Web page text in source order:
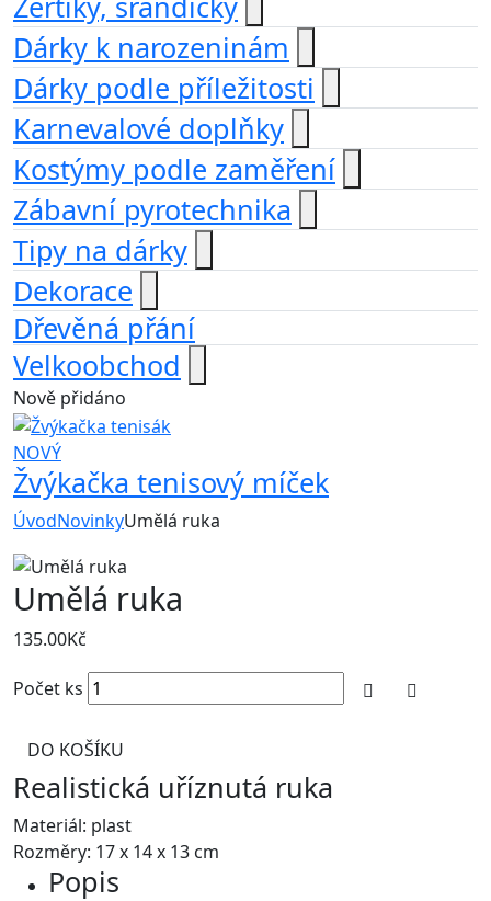
Dárky k narozeninám
Dárky podle příležitosti
Karnevalové doplňky
Kostýmy podle zaměření
Zábavní pyrotechnika
Tipy na dárky
Dekorace
Dřevěná přání
Velkoobchod
Nově přidáno
NOVÝ
Žvýkačka tenisový míček
ÚvodNovinkyUmělá ruka
Umělá ruka
135.00Kč
Počet ks
DO KOŠÍKU
Realistická uříznutá ruka
Materiál: plast
Rozměry: 17 x 14 x 13 cm
Popis